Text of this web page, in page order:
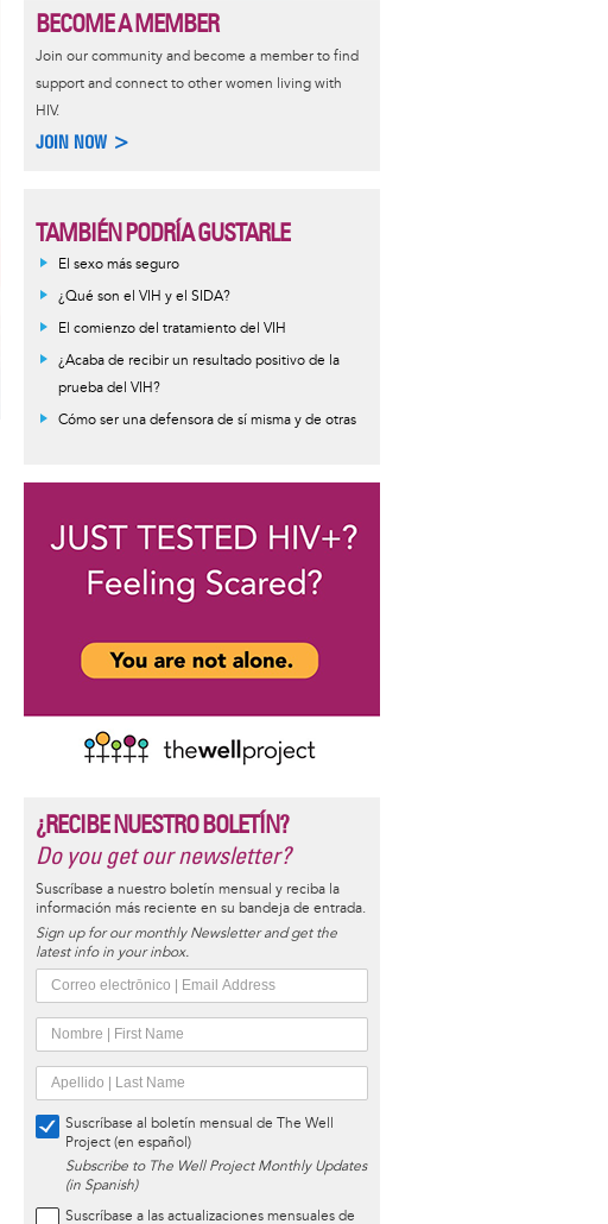
BECOME A MEMBER
Join our community and become a member to find
support and connect to other women living with
HIV.
JOIN NOW >
TAMBIÉN PODRÍA GUSTARLE
Informative
message
El sexo más seguro
¿Qué son el VIH y el SIDA?
El comienzo del tratamiento del VIH
¿Acaba de recibir un resultado positivo de la
prueba del VIH?
Cómo ser una defensora de sí misma y de otras
¿RECIBE NUESTRO BOLETÍN?
Do you get our newsletter?
Suscríbase a nuestro boletín mensual y reciba la
información más reciente en su bandeja de entrada.
Sign up for our monthly Newsletter and get the
latest info in your inbox.
Suscríbase al boletín mensual de The Well
Project (en español)
Subscribe to The Well Project Monthly Updates
(in Spanish)
Suscríbase a las actualizaciones mensuales de